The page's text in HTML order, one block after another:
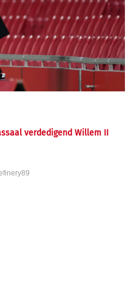
verdedigend Willem II